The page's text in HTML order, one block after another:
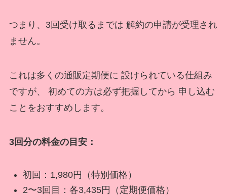
つまり、3回受け取るまでは 解約の申請が受理され
ません。
これは多くの通販定期便に 設けられている仕組み
ですが、 初めての方は必ず把握してから 申し込む
ことをおすすめします。
3回分の料金の目安：
初回：1,980円（特別価格）
2〜3回目：各3,435円（定期便価格）